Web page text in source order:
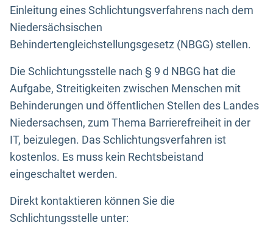
Einleitung eines Schlichtungsverfahrens nach dem
Niedersächsischen
Behindertengleichstellungsgesetz (NBGG) stellen.
Die Schlichtungsstelle nach § 9 d NBGG hat die
Aufgabe, Streitigkeiten zwischen Menschen mit
Behinderungen und öffentlichen Stellen des Landes
Niedersachsen, zum Thema Barrierefreiheit in der
IT, beizulegen. Das Schlichtungsverfahren ist
kostenlos. Es muss kein Rechtsbeistand
eingeschaltet werden.
Direkt kontaktieren können Sie die
Schlichtungsstelle unter: